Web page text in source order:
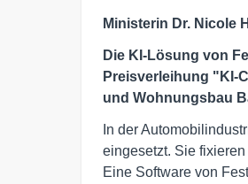
Ministerin Dr. Nicole
Die KI-Lösung von
Preisverleihung "KI-
und Wohnungsbau
In der
eingesetzt. Sie
Eine Software von